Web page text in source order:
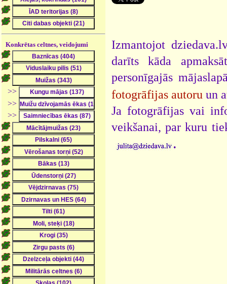
Konkrētas celtnes, veidojumi
>>
>>
>>
Izmantojot
darīts kāda
personīgajās
fotogrāfijas autoru un
Ja fotogrāfijas vai
veikšanai, par kuru
.